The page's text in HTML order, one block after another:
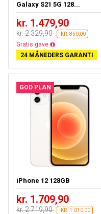
Galaxy S21 5G 128...
kr. 1.479,90
kr. 2.329,90 -KR. 850,00
Næsten udsolgt
24 MÅNEDERS GARANTI
GOD PLAN
iPhone 12 128GB
kr. 1.709,90
kr. 2.719,90 -KR. 1.010,00